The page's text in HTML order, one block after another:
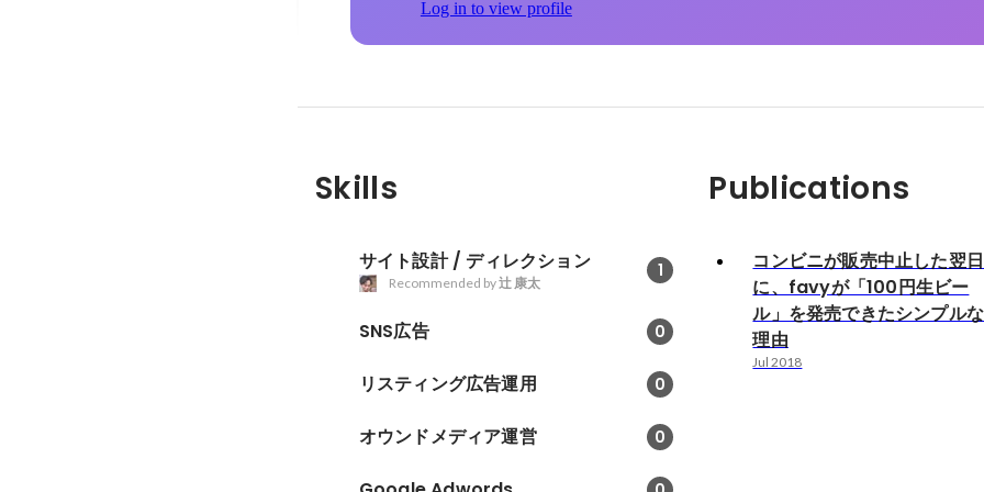
Log in to view profile
Skills
サイト設計 / ディレクション 1
Recommended by辻 康太
SNS広告 0
リスティング広告運用 0
オウンドメディア運営 0
Publications
コンビニが販売中止した翌日
に、favyが「100円生ビー
ル」を発売できたシンプルな
理由
Jul 2018